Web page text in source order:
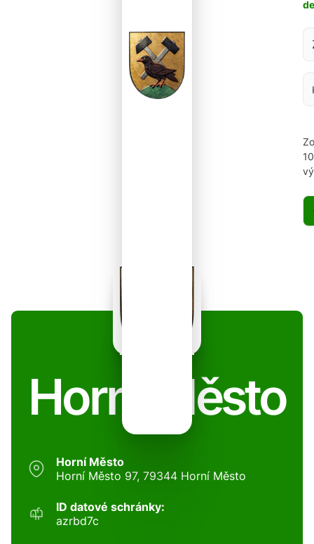
Horní Město
Horní Město
Horní Město 97, 79344 Horní Město
ID datové schránky:
azrbd7c